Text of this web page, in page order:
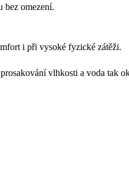
bez omezení.
i při vysoké fyzické zátěži.
vlhkosti a voda tak